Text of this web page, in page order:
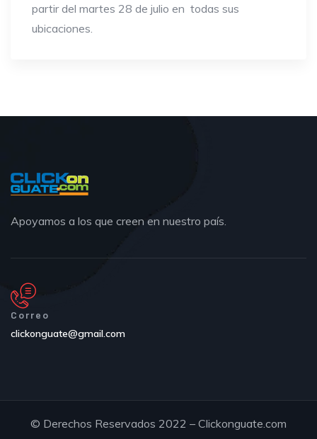
partir del martes 28 de julio en todas sus
ubicaciones.
Apoyamos a los que creen en nuestro país.
Correo
clickonguate@gmail.com
© Derechos Reservados 2022 – Clickonguate.com